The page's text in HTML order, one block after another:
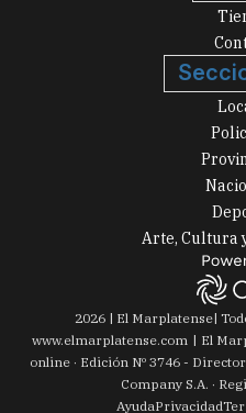
Arte, Cultura
2026| El Marplatense|
www.elmarplatense.com
El
online · Edición Nº 3746- Director
Company S.A. ·
AyudaPrivacidad